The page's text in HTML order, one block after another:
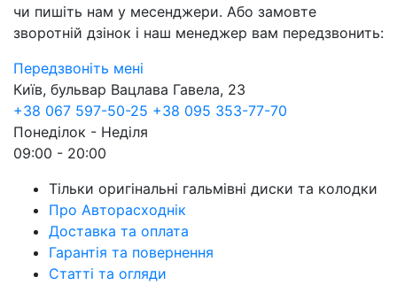
чи пишіть нам у месенджери. Або замовте
зворотній дзінок і наш менеджер вам передзвонить:
Передзвоніть мені
Київ, бульвар Вацлава Гавела, 23
+38 067 597-50-25 +38 095 353-77-70
Понеділок - Неділя
09:00 - 20:00
Тільки оригінальні гальмівні диски та колодки
Про Авторасходнік
Доставка та оплата
Гарантія та повернення
Статті та огляди